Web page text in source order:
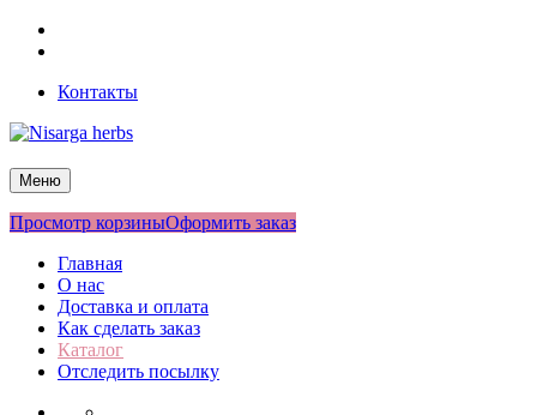
Перейти
Контакты
Nisarga herbs
Меню
Просмотр корзиныОформить заказ
Главная
О нас
Доставка и оплата
Как сделать заказ
Каталог
Отследить посылку